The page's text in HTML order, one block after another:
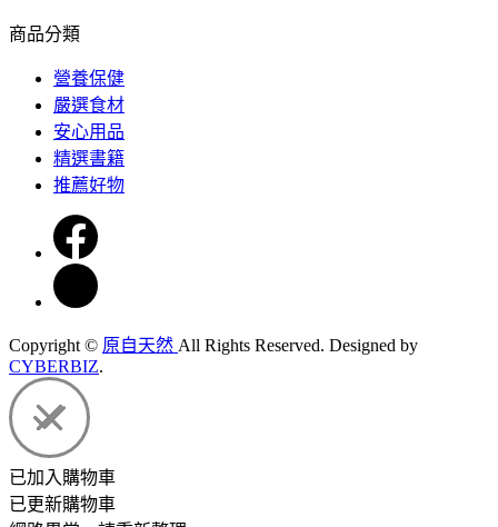
商品分類
營養保健
嚴選食材
安心用品
精選書籍
推薦好物
Copyright © 原自天然 All Rights Reserved. Designed by
CYBERBIZ.
已加入購物車
已更新購物車